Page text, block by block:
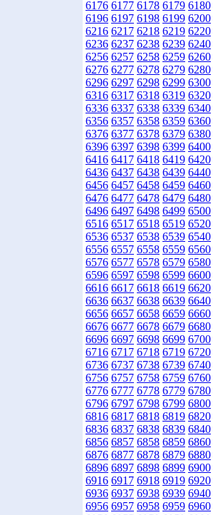
6176 6177 6178 6179 6180
6196 6197 6198 6199 6200
6216 6217 6218 6219 6220
6236 6237 6238 6239 6240
6256 6257 6258 6259 6260
6276 6277 6278 6279 6280
6296 6297 6298 6299 6300
6316 6317 6318 6319 6320
6336 6337 6338 6339 6340
6356 6357 6358 6359 6360
6376 6377 6378 6379 6380
6396 6397 6398 6399 6400
6416 6417 6418 6419 6420
6436 6437 6438 6439 6440
6456 6457 6458 6459 6460
6476 6477 6478 6479 6480
6496 6497 6498 6499 6500
6516 6517 6518 6519 6520
6536 6537 6538 6539 6540
6556 6557 6558 6559 6560
6576 6577 6578 6579 6580
6596 6597 6598 6599 6600
6616 6617 6618 6619 6620
6636 6637 6638 6639 6640
6656 6657 6658 6659 6660
6676 6677 6678 6679 6680
6696 6697 6698 6699 6700
6716 6717 6718 6719 6720
6736 6737 6738 6739 6740
6756 6757 6758 6759 6760
6776 6777 6778 6779 6780
6796 6797 6798 6799 6800
6816 6817 6818 6819 6820
6836 6837 6838 6839 6840
6856 6857 6858 6859 6860
6876 6877 6878 6879 6880
6896 6897 6898 6899 6900
6916 6917 6918 6919 6920
6936 6937 6938 6939 6940
6956 6957 6958 6959 6960